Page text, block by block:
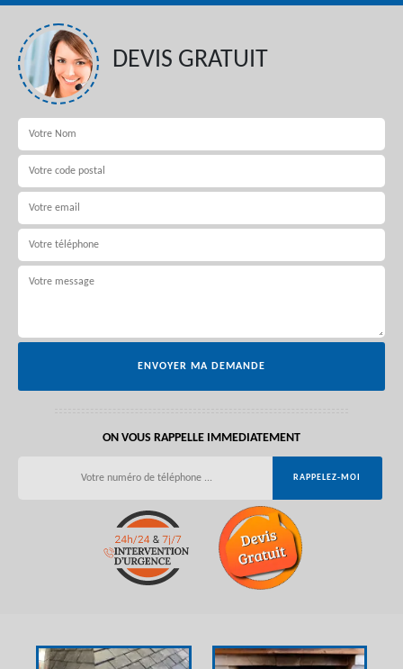
DEVIS GRATUIT
ON VOUS RAPPELLE IMMEDIATEMENT